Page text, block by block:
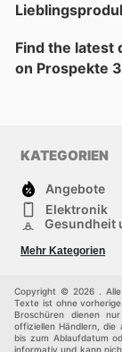
Find the latest
on Prospekte
KATEGORIEN
Angebote
Elektronik
Gesundheit
Sportartikel
Mehr Kategorien
Copyright © 2026 . Alle
Texte ist ohne
Broschüren dienen
offiziellen Händlern,
bis zum Ablaufdatum
informativ und kann